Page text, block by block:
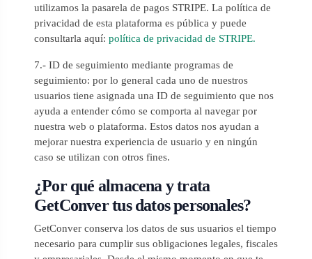
utilizamos la pasarela de pagos STRIPE. La política de
privacidad de esta plataforma es pública y puede
consultarla aquí: política de privacidad de STRIPE.
7.- ID de seguimiento mediante programas de
seguimiento: por lo general cada uno de nuestros
usuarios tiene asignada una ID de seguimiento que nos
ayuda a entender cómo se comporta al navegar por
nuestra web o plataforma. Estos datos nos ayudan a
mejorar nuestra experiencia de usuario y en ningún
caso se utilizan con otros fines.
¿Por qué almacena y trata
GetConver tus datos personales?
GetConver conserva los datos de sus usuarios el tiempo
necesario para cumplir sus obligaciones legales, fiscales